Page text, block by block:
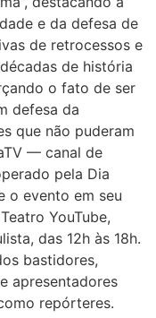
e da defesa de
de retrocessos e
de história
o fato de ser
defesa da
que não puderam
— canal de
pela Dia
o evento em seu
YouTube,
das 12h às 18h.
bastidores,
apresentadores
repórteres.